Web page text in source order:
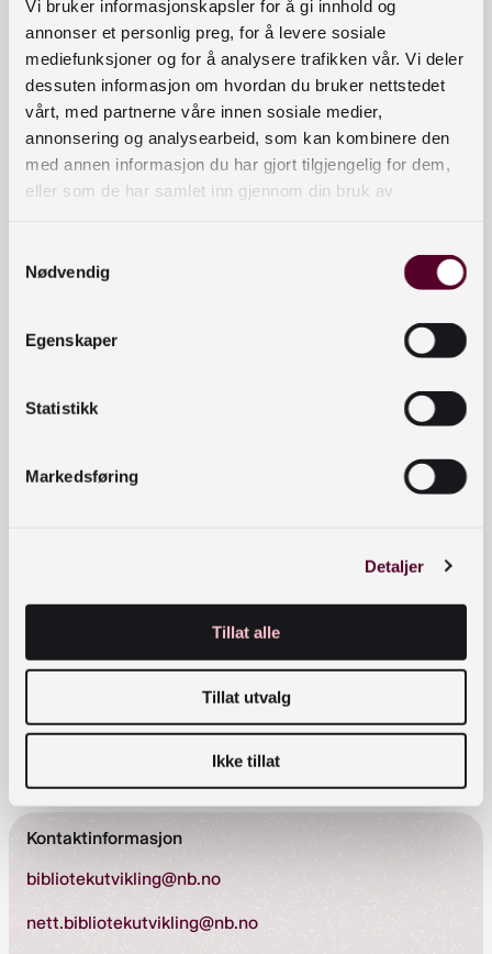
Vi bruker informasjonskapsler for å gi innhold og
annonser et personlig preg, for å levere sosiale
mediefunksjoner og for å analysere trafikken vår. Vi deler
dessuten informasjon om hvordan du bruker nettstedet
vårt, med partnerne våre innen sosiale medier,
annonsering og analysearbeid, som kan kombinere den
med annen informasjon du har gjort tilgjengelig for dem,
eller som de har samlet inn gjennom din bruk av
Nødvendig
Egenskaper
Statistikk
Markedsføring
Detaljer
Tillat alle
Tillat utvalg
Ikke tillat
om problemstillinger knyttet til ny organisering av
våre tjenester.
Samlingen avslutter prosjektet «Beste praksis for
bibliotek og innbyggertorg» som Drammen
kommune og Indre Østfold kommune har jobbet
med i to år. Prosjektet er støttet av
Program:
09.00 Kaffe og frukt
for bibliotek og innbyggertorg”
11.00 Hva mener innbyggerne? Presentasjon av
Martin Stubban fra Opinion
13.00 Foredrag (mer info kommer)
14.00 – 15.30 Dialogverksted – aktuelle
Kontaktinformasjon
bibliotekutvikling@nb.no
nett.bibliotekutvikling@nb.no